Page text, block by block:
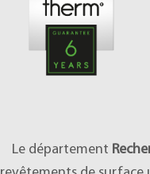
Le département